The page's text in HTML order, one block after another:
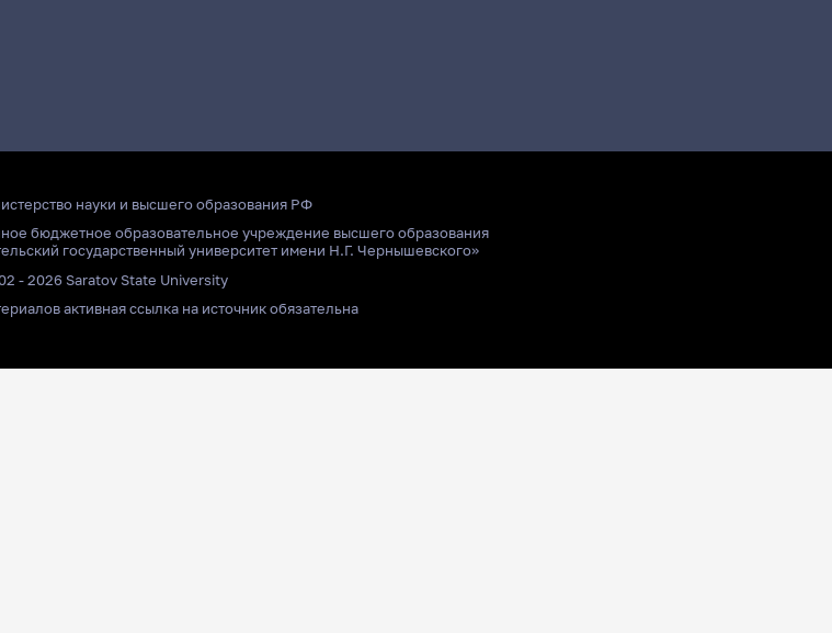
науки и высшего образования РФ
бюджетное образовательное учреждение высшего образования
государственный университет имени Н.Г. Чернышевского»
- 2026 Saratov State University
активная ссылка на источник обязательна